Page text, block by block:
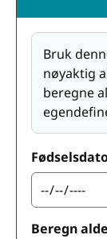
Bruk
nøyaktig
beregne
Beregn